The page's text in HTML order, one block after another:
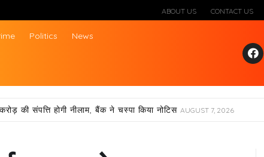
ABOUT US CONTACT US
Politics News
Fac
ebo
की संपत्ति होगी नीलाम, बैंक ने चस्पा किया नोटिस AUGUST 7, 2026